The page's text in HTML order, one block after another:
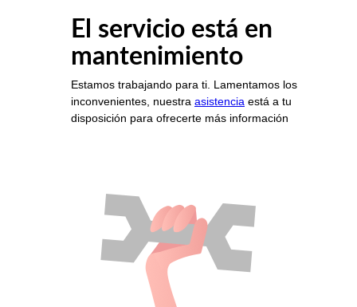
El servicio está en
mantenimiento
Estamos trabajando para ti. Lamentamos los
inconvenientes, nuestra asistencia está a tu
disposición para ofrecerte más información